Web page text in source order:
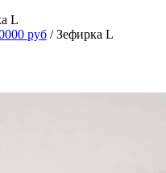
L
руб / Зефирка L